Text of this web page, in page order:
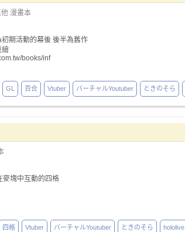
漫畫本
期活動的幕後 後半為舊作
繪
books/inf
GL 百合 Vtuber バーチャルYoutuber ときのそら
麥塊中互動的四格
四格 Vtuber バーチャルYoutuber ときのそら hololive